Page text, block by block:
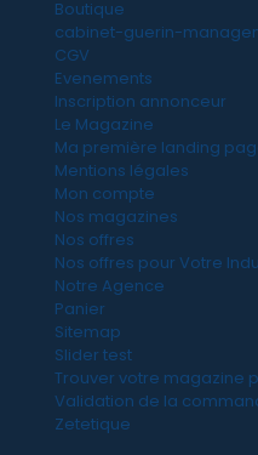
Boutique
cabinet-guerin-
CGV
Evenements
Inscription annonceur
Le Magazine
Ma première landing
Mentions légales
Mon compte
Nos magazines
Nos offres
Nos offres pour Votre
Notre Agence
Panier
Sitemap
Slider test
Trouver votre magazine
Validation de la
Zetetique